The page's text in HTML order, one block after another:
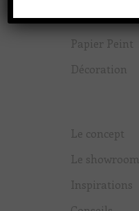
Peinture
Papier Peint
Décoration
Le concept
Le showroom
Inspirations